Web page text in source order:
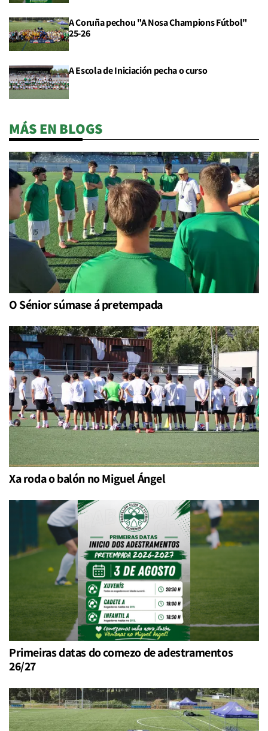
A Coruña pechou "A Nosa Champions Fútbol"
25-26
A Escola de Iniciación pecha o curso
MÁS EN BLOGS
O Sénior súmase á pretempada
Xa roda o balón no Miguel Ángel
Primeiras datas do comezo de adestramentos
26/27